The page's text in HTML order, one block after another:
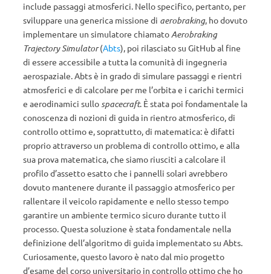
include passaggi atmosferici. Nello specifico, pertanto, per
sviluppare una generica missione di aerobraking, ho dovuto
implementare un simulatore chiamatoAerobraking
Trajectory Simulator(Abts), poi rilasciato su GitHub al fine
di essere accessibile a tutta la comunità di ingegneria
aerospaziale. Abts è in grado di simulare passaggi e rientri
atmosferici e di calcolare per me l’orbita e i carichi termici
e aerodinamici sullospacecraft. È stata poi fondamentale la
conoscenza di nozioni di guida in rientro atmosferico, di
controllo ottimo e, soprattutto, di matematica: è difatti
proprio attraverso un problema di controllo ottimo, e alla
sua prova matematica, che siamo riusciti a calcolare il
profilo d’assetto esatto che i pannelli solari avrebbero
dovuto mantenere durante il passaggio atmosferico per
rallentare il veicolo rapidamente e nello stesso tempo
garantire un ambiente termico sicuro durante tutto il
processo. Questa soluzione è stata fondamentale nella
definizione dell’algoritmo di guida implementato su Abts.
Curiosamente, questo lavoro è nato dal mio progetto
d’esame del corso universitario in controllo ottimo che ho